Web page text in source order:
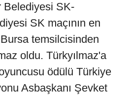
Belediyesi SK-
SK maçının en
temsilcisinden
oldu. Türkyılmaz'a
ödülü Türkiye
Asbaşkanı Şevket